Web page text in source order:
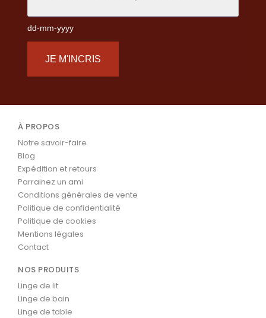
dd-mm-yyyy
JE M'INCRIS
À PROPOS
Notre savoir-faire
Blog
Expédition et retours
Parrainez un ami
Conditions générales de vente
Politique de confidentialité
Politique de cookies
Mentions légales
Contact
NOS PRODUITS
Linge de lit
Linge de bain
Linge de table